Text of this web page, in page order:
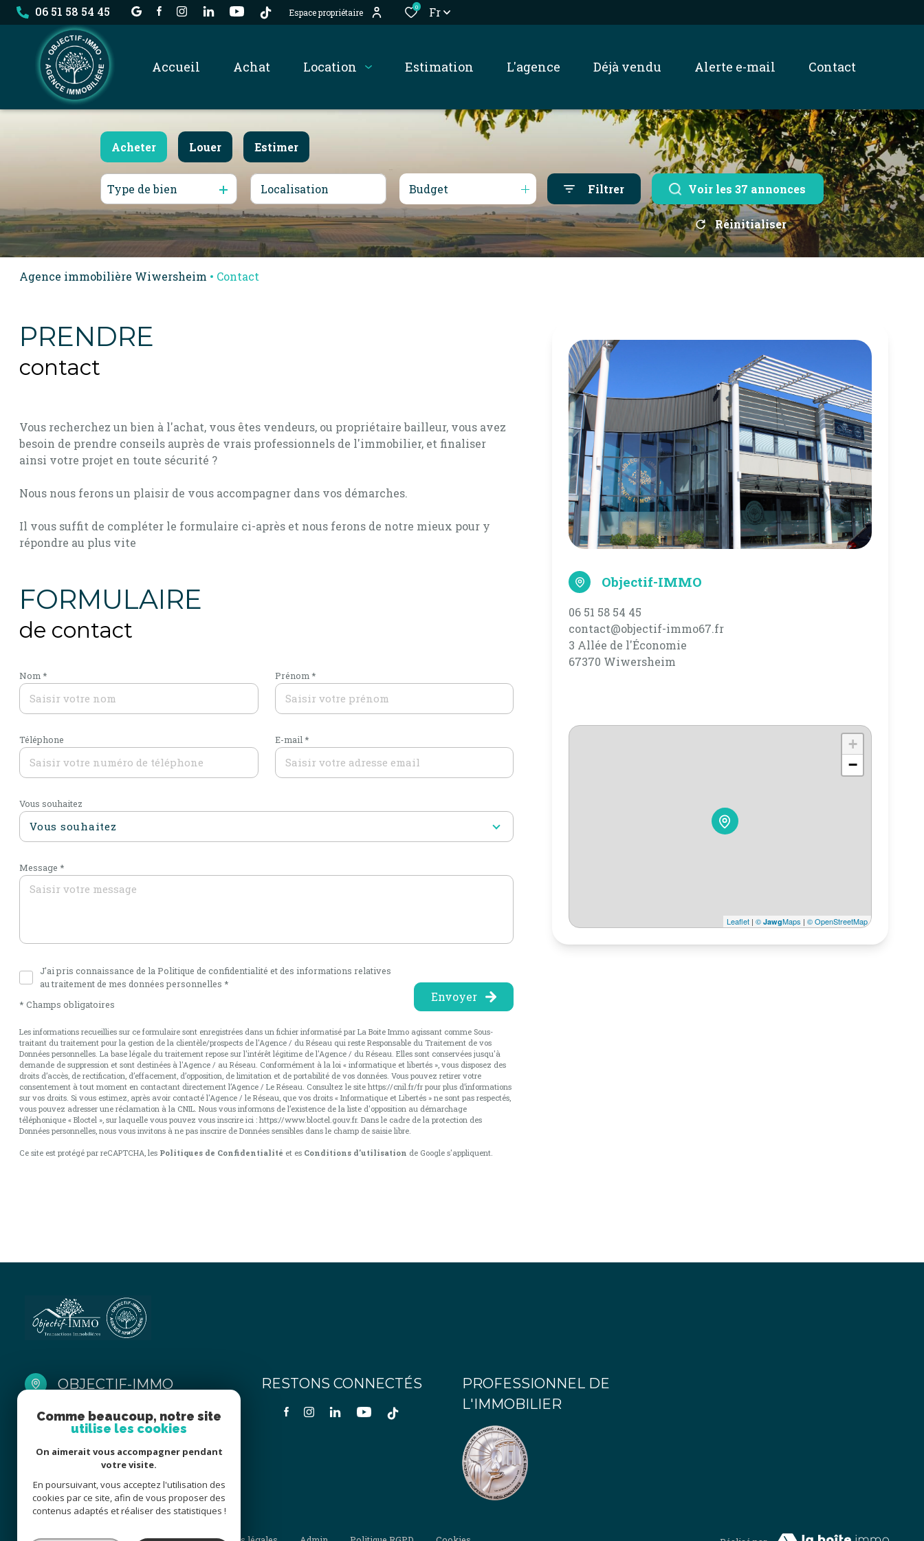
06 51 58 54 45 Espace propriétaire
0 Fr
accueil achat location
nos biens
dossier locataire
estimation l'agence déjà vendu alerte e-mail contact
Acheter
De l'ancien
Du neuf
Louer
à l'année
De l'immo pro
Estimer
Type de bien Budget Filtrer Voir les 37 annonces
Réinitialiser
Agence immobilière Wiwersheim Contact
PRENDRE
contact
Vous recherchez un bien à l'achat, vous êtes vendeurs, ou propriétaire bailleur, vous avez
besoin de prendre conseils auprès de vrais professionnels de l'immobilier, et finaliser
ainsi votre projet en toute sécurité ?
Nous nous ferons un plaisir de vous accompagner dans vos démarches.
Il vous suffit de compléter le formulaire ci-après et nous ferons de notre mieux pour y
répondre au plus vite
FORMULAIRE
de contact
Nom * Prénom *
Téléphone E-mail *
Vous souhaitez
Vous souhaitez
Message *
J'ai pris connaissance de la Politique de confidentialité et des informations relatives
au traitement de mes données personnelles *
* Champs obligatoires
Envoyer
Les informations recueillies sur ce formulaire sont enregistrées dans un fichier informatisé par La Boite Immo agissant comme Sous-
traitant du traitement pour la gestion de la clientèle/prospects de l'Agence / du Réseau qui reste Responsable du Traitement de vos
Données personnelles. La base légale du traitement repose sur l'intérêt légitime de l'Agence / du Réseau. Elles sont conservées jusqu'à
demande de suppression et sont destinées à l'Agence / au Réseau. Conformément à la loi « informatique et libertés », vous disposez des
droits d’accès, de rectification, d’effacement, d’opposition, de limitation et de portabilité de vos données. Vous pouvez retirer votre
consentement à tout moment en contactant directement l’Agence / Le Réseau. Consultez le site https://cnil.fr/fr pour plus d’informations
sur vos droits. Si vous estimez, après avoir contacté l'Agence / le Réseau, que vos droits « Informatique et Libertés » ne sont pas respectés,
vous pouvez adresser une réclamation à la CNIL. Nous vous informons de l’existence de la liste d'opposition au démarchage
téléphonique « Bloctel », sur laquelle vous pouvez vous inscrire ici : https://www.bloctel.gouv.fr. Dans le cadre de la protection des
Données personnelles, nous vous invitons à ne pas inscrire de Données sensibles dans le champ de saisie libre.
Ce site est protégé par reCAPTCHA, les Politiques de Confidentialité et es Conditions d'utilisation de Google s'appliquent.
Objectif-IMMO
06 51 58 54 45
contact@objectif-immo67.fr
3 Allée de l'Économie
67370 Wiwersheim
+
−
Leaflet| © JawgMaps | © OpenStreetMap
OBJECTIF-IMMO
06 51 58 54 45
contact@objectif-immo67.fr
3 Allée de l'Économie
67370 Wiwersheim
RESTONS CONNECTÉS
PROFESSIONNEL DE
L'IMMOBILIER
Comme beaucoup, notre site
utilise les cookies
On aimerait vous accompagner pendant
votre visite.
En poursuivant, vous acceptez l'utilisation des
cookies par ce site, afin de vous proposer des
contenus adaptés et réaliser des statistiques !